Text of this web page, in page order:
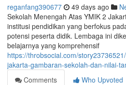
reganfang390677 49 days ago
Sekolah Menengah Atas YMIK 2
institusi pendidikan yang berfokus
potensi peserta didik. Lembaga ini
belajarnya yang komprehensif
https://throbsocial.com/
jakarta-gambaran-sekolah-dan-nilai-
Comments
Who Upvoted